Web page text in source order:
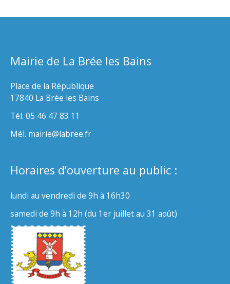
Mairie de La Brée les Bains
Place de la République
17840 La Brée les Bains
Tél. 05 46 47 83 11
Mél. mairie@labree.fr
Horaires d’ouverture au public :
lundi au vendredi de 9h à 16h30
samedi de 9h à 12h (du 1er juillet au 31 août)